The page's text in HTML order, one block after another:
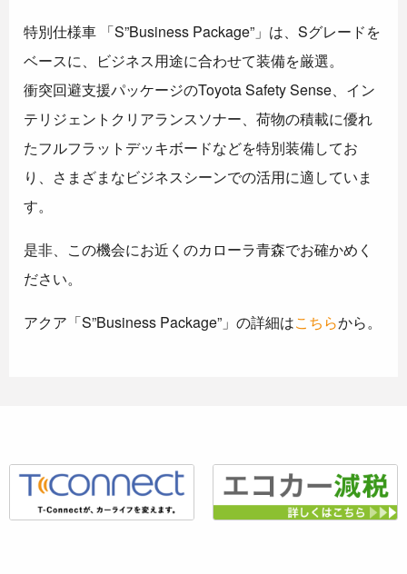
特別仕様車 「S”Business Package”」は、Sグレードを
ベースに、ビジネス用途に合わせて装備を厳選。
衝突回避支援パッケージのToyota Safety Sense、イン
テリジェントクリアランスソナー、荷物の積載に優れ
たフルフラットデッキボードなどを特別装備してお
り、さまざまなビジネスシーンでの活用に適していま
す。
是非、この機会にお近くのカローラ青森でお確かめく
ださい。
アクア「S”Business Package”」の詳細はこちらから。